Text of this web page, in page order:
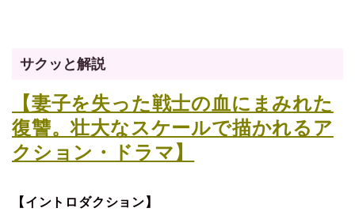
サクッと解説
【妻子を失った戦士の血にまみれた
復讐。壮大なスケールで描かれるア
クション・ドラマ】
【イントロダクション】